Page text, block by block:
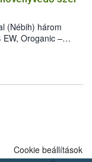
(Nébih) három
Oroganic –
követően,
elleni további
termesztésben is
Cookie beállítások